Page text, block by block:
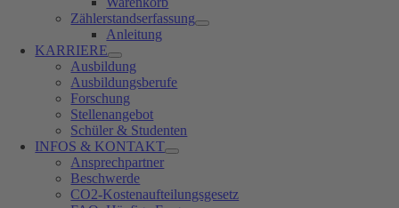
Zählerstandserfassung
Anleitung
KARRIERE
Ausbildung
Ausbildungsberufe
Forschung
Stellenangebot
Schüler & Studenten
INFOS & KONTAKT
Ansprechpartner
Beschwerde
CO2-Kostenaufteilungsgesetz